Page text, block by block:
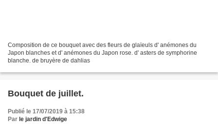
Composition de ce bouquet avec des fleurs de glaïeuls d' anémones du
Japon blanches et d' anémones du Japon rose. d' asters de symphorine
blanche. de bruyère de dahlias
Bouquet de juillet.
Publié le 17/07/2019 à 15:38
Par le jardin d'Edwige